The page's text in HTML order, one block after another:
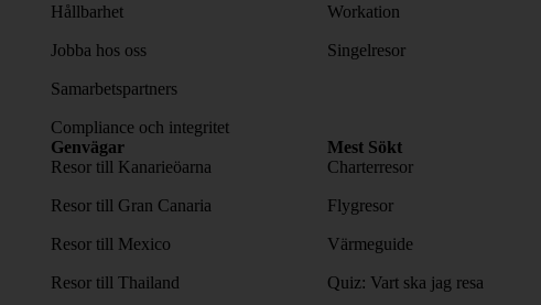
Hållbarhet
Jobba hos oss
Samarbetspartners
Compliance och integritet
Workation
Singelresor
Genvägar
Resor till Kanarieöarna
Resor till Gran Canaria
Resor till Mexico
Resor till Thailand
Mest Sökt
Charterresor
Flygresor
Värmeguide
Quiz: Vart ska jag resa